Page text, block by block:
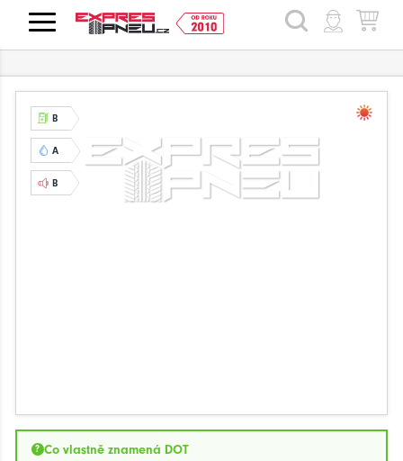
HLEDAT
B
A
B
Co vlastně znamená DOT